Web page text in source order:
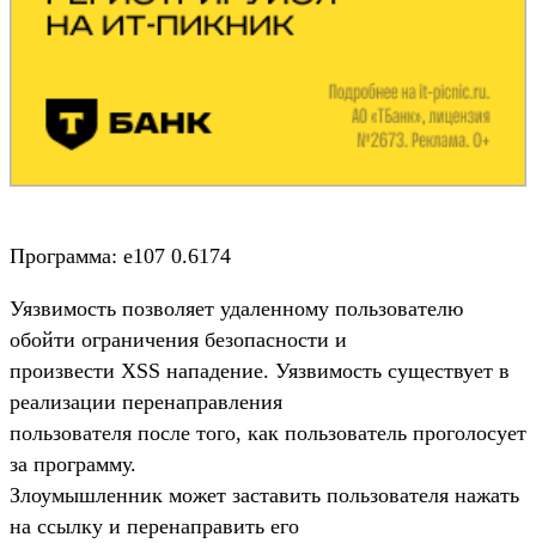
Программа: e107 0.6174
Уязвимость позволяет удаленному пользователю
обойти ограничения безопасности и
произвести XSS нападение. Уязвимость существует в
реализации перенаправления
пользователя после того, как пользователь проголосует
за программу.
Злоумышленник может заставить пользователя нажать
на ссылку и перенаправить его